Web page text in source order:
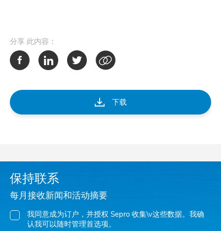
分享 此内容：
下载
保持联系
每月接收新闻和活动摘要
我同意成为订户，并授权 Sepro 收集\v这些数据。我确
认我可以随时管理首选项。